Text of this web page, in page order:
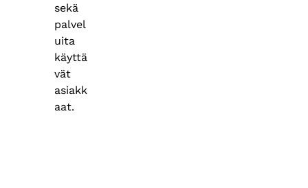
sekä
palvel
uita
käyttä
vät
asiakk
aat.